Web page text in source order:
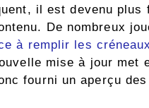
il est devenu plus
De nombreux
à remplir les
mise à jour met
fourni un aperçu